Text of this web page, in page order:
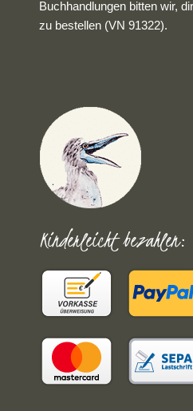
Buchhandlungen bitten wir,
zu bestellen (VN 91322).
Kinderleicht bezahlen: